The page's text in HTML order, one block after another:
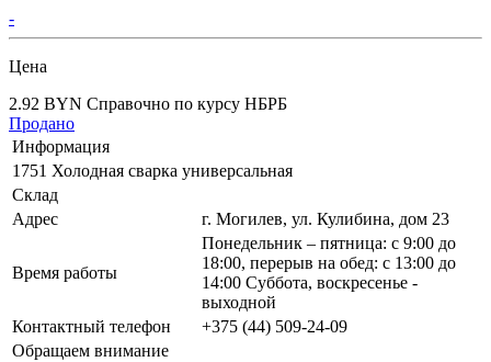
-
Цена
2.92 BYN Справочно по курсу НБРБ
Продано
Информация
1751 Холодная сварка универсальная
Склад
Адрес
г. Могилев, ул. Кулибина, дом 23
Время работы
Понедельник – пятница: с 9:00 до
18:00, перерыв на обед: с 13:00 до
14:00 Суббота, воскресенье -
выходной
Контактный телефон
+375 (44) 509-24-09
Обращаем внимание